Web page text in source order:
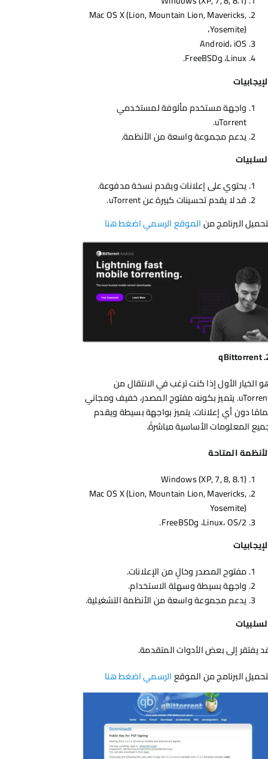
Mac OS X (Lion, Mountain Lion, Mavericks,
Yosemite)،
Android، iOS
Linux، وFreeBSD.
واجهة مستخدم مألوفة لمستخدمي
uTorrent.
يدعم مجموعة واسعة من الأنظمة.
يحتوي على إعلانات ويقدم نسخة مدفوعة.
قد لا يقدم تحسينات كبيرة عن uTorrent.
البرنامج منالموقع الرسمي اضغط هنا
qBittorrent
الخيار الأول إذا كنت ترغب في الانتقال من
uTorrent. يتميز بكونه مفتوح المصدر، خفيف ومجاني
دون أي إعلانات. يتميز بواجهة بسيطة ويقدم
المعلومات الأساسية مباشرةً.
المتاحة
Windows (XP, 7, 8, 8.1)
Mac OS X (Lion, Mountain Lion, Mavericks,
Yosemite)
Linux، OS/2، وFreeBSD.
مفتوح المصدر وخالٍ من الإعلانات.
واجهة بسيطة وسهلة الاستخدام.
يدعم مجموعة واسعة من الأنظمة التشغيلية.
يفتقر إلى بعض الأدوات المتقدمة.
البرنامج من الموقعالرسمي اضغط هنا